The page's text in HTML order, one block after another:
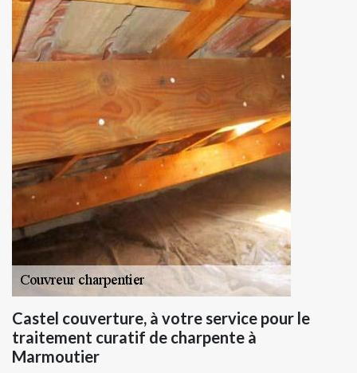
Castel couverture, à votre service pour le
traitement curatif de charpente à
Marmoutier